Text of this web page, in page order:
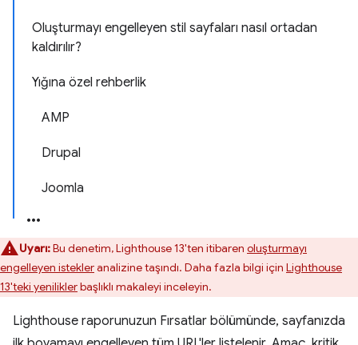
Oluşturmayı engelleyen stil sayfaları nasıl ortadan
kaldırılır?
Yığına özel rehberlik
AMP
Drupal
Joomla
Uyarı:Bu denetim, Lighthouse 13'ten itibaren oluşturmayı
engelleyen istekleranalizine taşındı. Daha fazla bilgi için Lighthouse
13'teki yeniliklerbaşlıklı makaleyi inceleyin.
Lighthouse raporunuzun Fırsatlar bölümünde, sayfanızda